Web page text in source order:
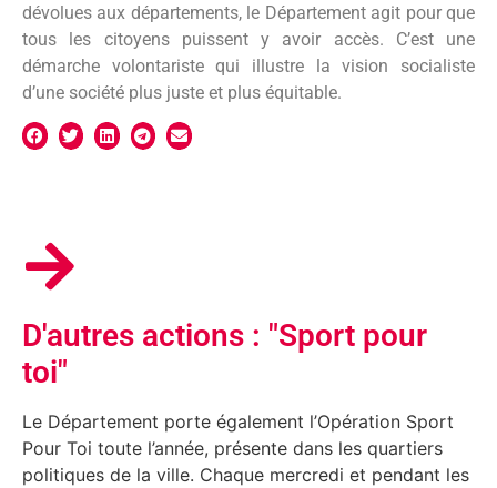
dévolues aux départements, le Département agit pour que
tous les citoyens puissent y avoir accès. C’est une
démarche volontariste qui illustre la vision socialiste
d’une société plus juste et plus équitable.
D'autres actions : "Sport pour
toi"
Le Département porte également l’Opération Sport
Pour Toi toute l’année, présente dans les quartiers
politiques de la ville. Chaque mercredi et pendant les